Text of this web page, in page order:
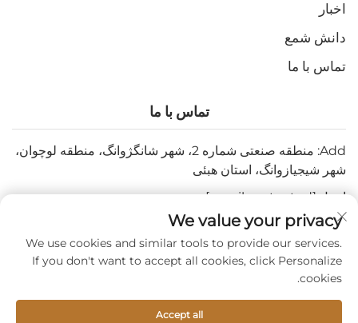
اخبار
دانش شمع
تماس با ما
تماس با ما
Add: منطقه صنعتی شماره 2، شهر شانگژوانگ، منطقه لوچوان،
شهر شیجیازوانگ، استان هبئی
ایمیل:[email protected]
تلفن:+86-15932211838
Fax: +86-(0)311-67909064
We value your privacy
We use cookies and similar tools to provide our services.
If you don't want to accept all cookies, click Personalize
cookies.
Accept all